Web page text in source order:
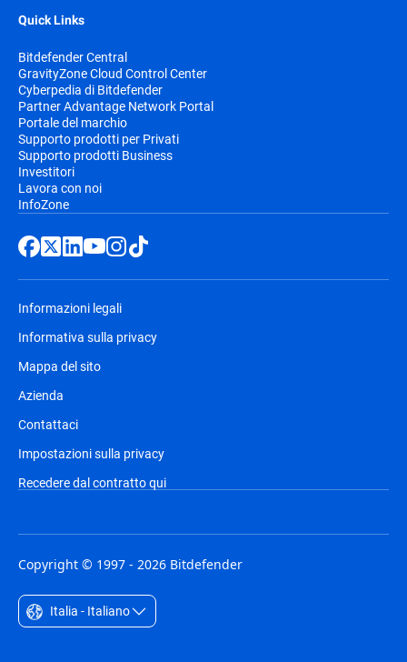
Quick Links
Bitdefender Central
GravityZone Cloud Control Center
Cyberpedia di Bitdefender
Partner Advantage Network Portal
Portale del marchio
Supporto prodotti per Privati
Supporto prodotti Business
Investitori
Lavora con noi
InfoZone
Informazioni legali
Informativa sulla privacy
Mappa del sito
Azienda
Contattaci
Impostazioni sulla privacy
Recedere dal contratto qui
Copyright © 1997 - 2026 Bitdefender
Italia - Italiano